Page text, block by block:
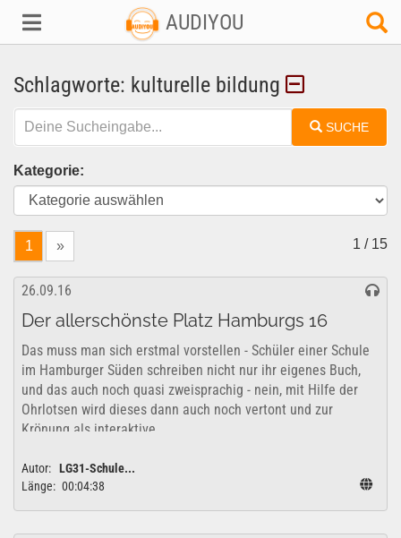
AUDIYOU
Schlagworte: kulturelle bildung
SUCHE
Kategorie:
1 » 1 / 15
26.09.16
Der allerschönste Platz Hamburgs 16
Das muss man sich erstmal vorstellen - Schüler einer Schule
im Hamburger Süden schreiben nicht nur ihr eigenes Buch,
und das auch noch quasi zweisprachig - nein, mit Hilfe der
Ohrlotsen wird dieses dann auch noch vertont und zur
Krönung als interaktive...
Autor: LG31-Schule...
Länge: 00:04:38